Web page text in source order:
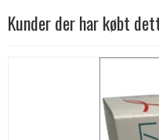
Kunder der har købt